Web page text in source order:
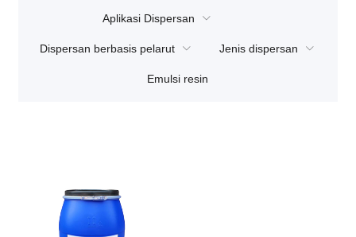
Aplikasi Dispersan
Dispersan berbasis pelarut Jenis dispersan
Emulsi resin